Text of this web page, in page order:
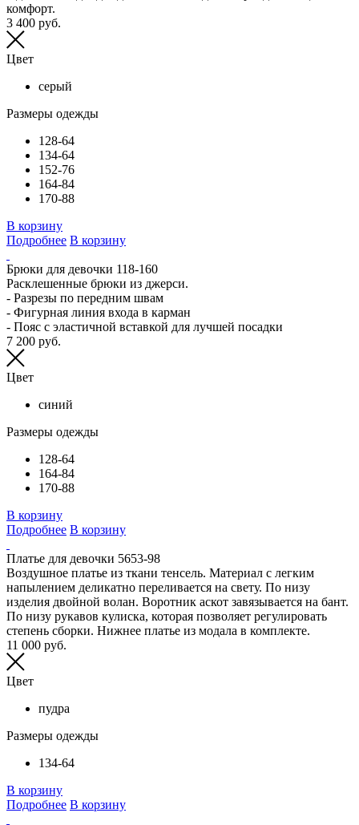
комфорт.
3 400 руб.
Цвет
серый
Размеры одежды
128-64
134-64
152-76
164-84
170-88
В корзину
Подробнее В корзину
Брюки для девочки 118-160
Расклешенные брюки из джерси.
- Разрезы по передним швам
- Фигурная линия входа в карман
- Пояс с эластичной вставкой для лучшей посадки
7 200 руб.
Цвет
синий
Размеры одежды
128-64
164-84
170-88
В корзину
Подробнее В корзину
Платье для девочки 5653-98
Воздушное платье из ткани тенсель. Материал с легким
напылением деликатно переливается на свету. По низу
изделия двойной волан. Воротник аскот завязывается на бант.
По низу рукавов кулиска, которая позволяет регулировать
степень сборки. Нижнее платье из модала в комплекте.
11 000 руб.
Цвет
пудра
Размеры одежды
134-64
В корзину
Подробнее В корзину